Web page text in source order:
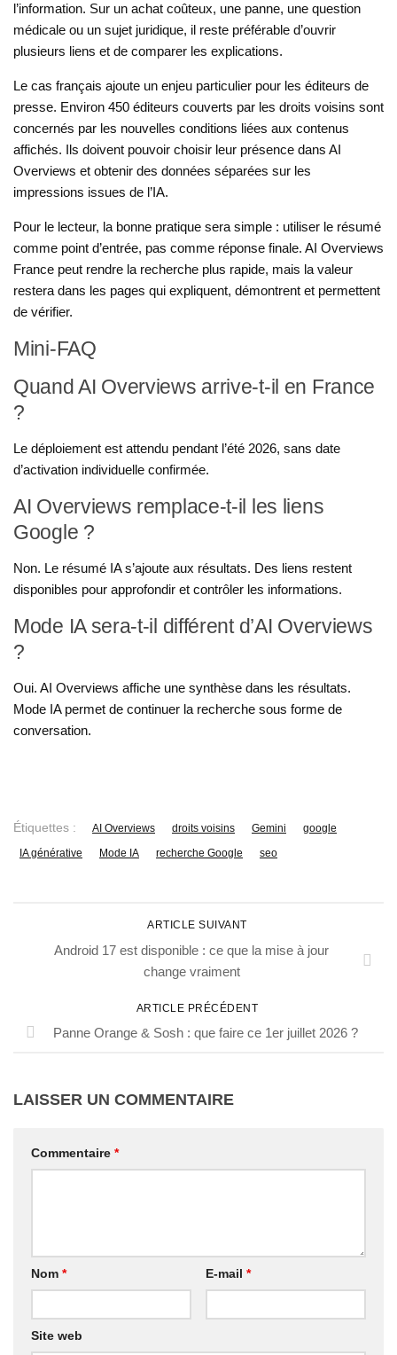
l’information. Sur un achat coûteux, une panne, une question
médicale ou un sujet juridique, il reste préférable d’ouvrir
plusieurs liens et de comparer les explications.
Le cas français ajoute un enjeu particulier pour les éditeurs de
presse. Environ 450 éditeurs couverts par les droits voisins sont
concernés par les nouvelles conditions liées aux contenus
affichés. Ils doivent pouvoir choisir leur présence dans AI
Overviews et obtenir des données séparées sur les
impressions issues de l’IA.
Pour le lecteur, la bonne pratique sera simple : utiliser le résumé
comme point d’entrée, pas comme réponse finale. AI Overviews
France peut rendre la recherche plus rapide, mais la valeur
restera dans les pages qui expliquent, démontrent et permettent
de vérifier.
Mini-FAQ
Quand AI Overviews arrive-t-il en France
?
Le déploiement est attendu pendant l’été 2026, sans date
d’activation individuelle confirmée.
AI Overviews remplace-t-il les liens
Google ?
Non. Le résumé IA s’ajoute aux résultats. Des liens restent
disponibles pour approfondir et contrôler les informations.
Mode IA sera-t-il différent d’AI Overviews
?
Oui. AI Overviews affiche une synthèse dans les résultats.
Mode IA permet de continuer la recherche sous forme de
conversation.
Étiquettes : AI Overviews droits voisins Gemini
google
IA générative
Mode IA recherche Google seo
ARTICLE SUIVANT
Android 17 est disponible : ce que la mise à jour
change vraiment
ARTICLE PRÉCÉDENT
Panne Orange & Sosh : que faire ce 1er juillet 2026 ?
LAISSER UN COMMENTAIRE
Commentaire *
Nom * E-mail *
Site web